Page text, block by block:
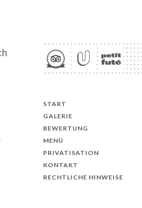
START
GALERIE
BEWERTUNG
MENÜ
PRIVATISATION
KONTAKT
RECHTLICHE HINWEISE